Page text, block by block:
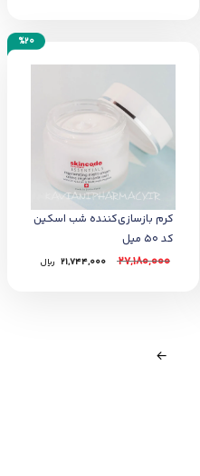
%20
کرم بازسازی‌کننده شب اسکین
کد 50 میل
27,180,000
21,744,000 ﷼
←